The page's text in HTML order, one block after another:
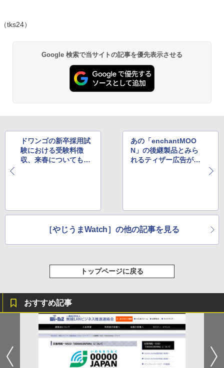
（tks24）
Google 検索で当サイトの記事を優先表示させる
ドワンゴの新卒採用試
験における受験料徴
収、来春についても継
あの「enchantMOO
N」の後継製品とみら
れるティザー広告が登
［やじうまWatch］の他の記事を見る
トップページに戻る
おすすめ記事